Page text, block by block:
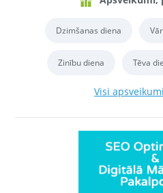
Dzimšanas diena
Zinību diena Tēva
Visi